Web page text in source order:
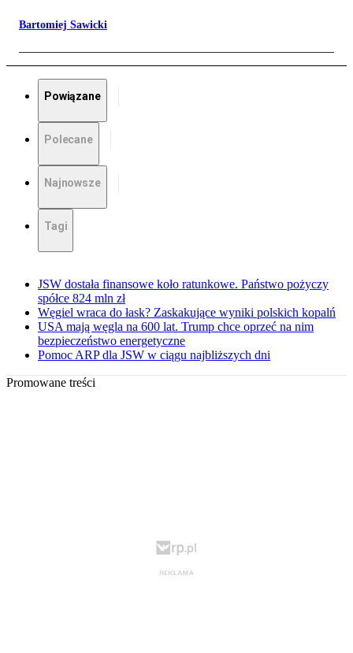
Bartomiej Sawicki
Powiązane
Polecane
Najnowsze
Tagi
JSW dostała finansowe koło ratunkowe. Państwo pożyczy
spółce 824 mln zł
Węgiel wraca do łask? Zaskakujące wyniki polskich kopalń
USA mają węgla na 600 lat. Trump chce oprzeć na nim
bezpieczeństwo energetyczne
Pomoc ARP dla JSW w ciągu najbliższych dni
Promowane treści